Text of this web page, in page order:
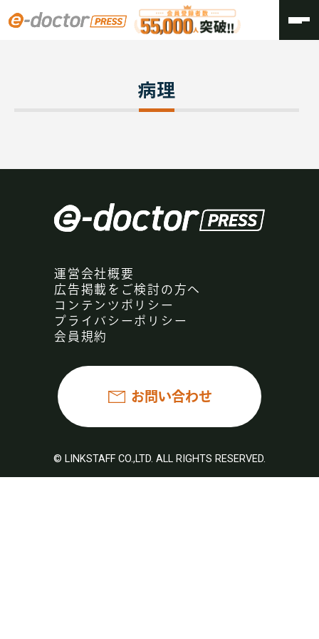
TOP
病理
運営会社概要
広告掲載をご検討の方へ
コンテンツポリシー
プライバシーポリシー
会員規約
お問い合わせ
© LINKSTAFF CO.,LTD. ALL RIGHTS RESERVED.